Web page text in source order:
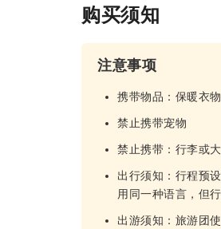
购买须知
注意事项
携带物品：保暖衣物
禁止携带宠物
禁止携带：行李或
出行须知：行程预
用同一种语言，但
出游须知：旅游团